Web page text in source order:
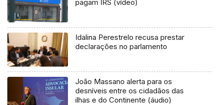
pagam IRS (vídeo)
Idalina Perestrelo recusa prestar
declarações no parlamento
João Massano alerta para os
desníveis entre os cidadãos das
ilhas e do Continente (áudio)